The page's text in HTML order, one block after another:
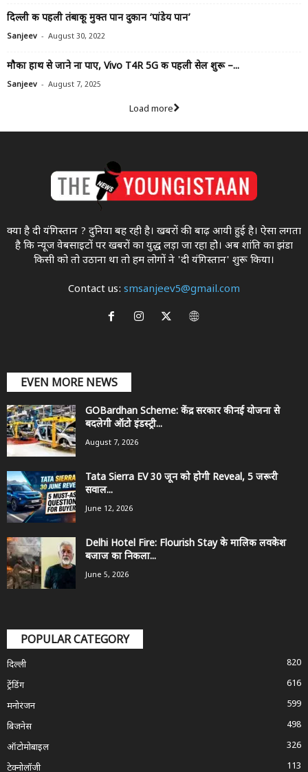
दिल्ली की पहली तंबाकू मुक्त पान दुकान ‘पांडेय पान’
Sanjeev - August 30, 2022
मौका हाथ से जाने ना पाए, Vivo T4R 5G की पहली सेल शुरू –...
Sanjeev - August 7, 2025
Load more
क्या है दी यंगिस्तान ? दुनिया बह रही है। खबरों की बाढ़ आयी हुई है। ऐसा लगता
है कि न्यूज वेबसाइटों पर खबरों का युद्ध लड़ा जा रहा होे। अब शांति का झंडा
किसी को तो उठाना था ताे हम लोगों ने 'दी यंगिस्तान' शुरू किया।
Contact us: smsanjeev5@gmail.com
EVEN MORE NEWS
GOBardhan Scheme: केंद्र सरकार की नई योजना से
बदलेगी ऑटो इंडस्ट्री...
August 7, 2026
Tata Sierra EV 30 जून को होगी Reveal, 5 जरूरी
सवाल...
June 12, 2026
Delhi Hotel Fire: Flourish Stay के मालिक लवकेश
बजाज का निकला...
June 5, 2026
POPULAR CATEGORY
दिल्ली
820
ट्रेंडिंग
616
मनोरंजन
599
बिजनेस
498
ऑटोमोबाइल
326
टेक्नोलॉजी
113